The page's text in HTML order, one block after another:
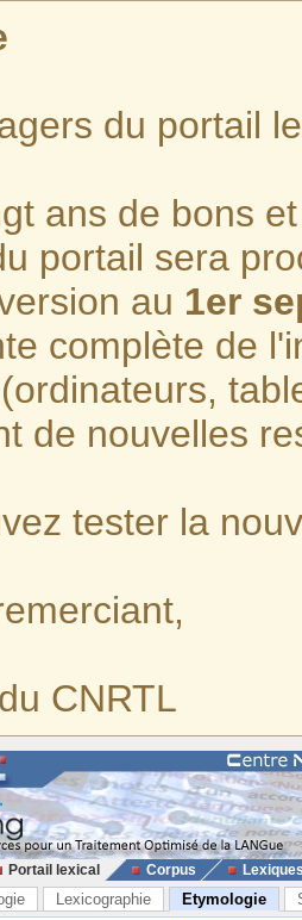
du portail
ans de bons
portail sera
au 1er
complète de
de nouvelles
tester la
CNRTL
Portail lexical Corpus
Lexicographie Etymologie